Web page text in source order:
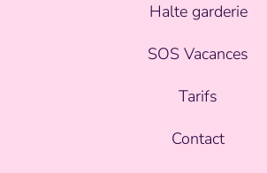
Halte garderie
SOS Vacances
Tarifs
Contact